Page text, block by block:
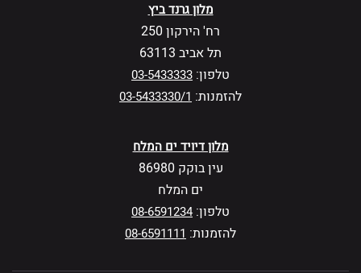
מלון גרנד ביץ
רח' הירקון 250
תל אביב 63113
טלפון: 03-5433333
להזמנות: 03-5433330/1
מלון דיויד ים המלח
עין בוקק 86980
ים המלח
טלפון: 08-6591234
להזמנות: 08-6591111